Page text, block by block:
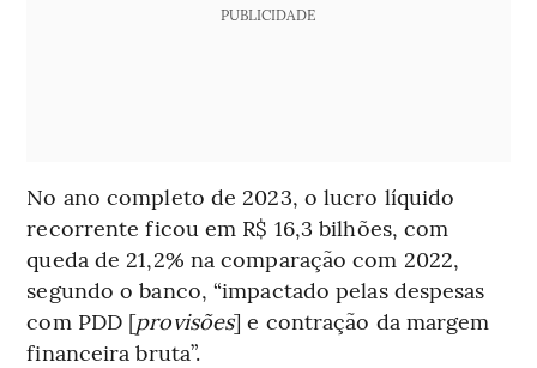
PUBLICIDADE
No ano completo de 2023, o lucro líquido
recorrente ficou em R$ 16,3 bilhões, com
queda de 21,2% na comparação com 2022,
segundo o banco, “impactado pelas despesas
com PDD [provisões] e contração da margem
financeira bruta”.